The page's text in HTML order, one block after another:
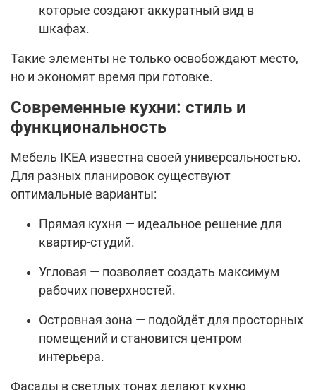
которые создают аккуратный вид в
шкафах.
Такие элементы не только освобождают место,
но и экономят время при готовке.
Современные кухни: стиль и
функциональность
Мебель IKEA известна своей универсальностью.
Для разных планировок существуют
оптимальные варианты:
Прямая кухня — идеальное решение для
квартир-студий.
Угловая — позволяет создать максимум
рабочих поверхностей.
Островная зона — подойдёт для просторных
помещений и становится центром
интерьера.
Фасады в светлых тонах делают кухню